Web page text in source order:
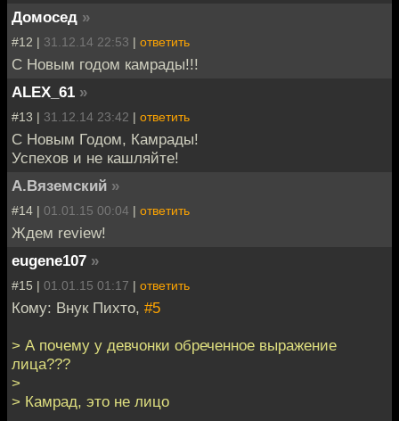
Домосед »
#12 | 31.12.14 22:53 | ответить
С Новым годом камрады!!!
ALEX_61 »
#13 | 31.12.14 23:42 | ответить
С Новым Годом, Камрады!
Успехов и не кашляйте!
А.Вяземский »
#14 | 01.01.15 00:04 | ответить
Ждем review!
eugene107 »
#15 | 01.01.15 01:17 | ответить
Кому: Внук Пихто, #5
> А почему у девчонки обреченное выражение
лица???
>
> Камрад, это не лицо